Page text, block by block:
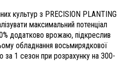
культур з PRECISION PLANTING
максимальний потенціал
додатково врожаю, підкреслив
обладнання восьмирядкової
за 1 сезон при розрахунку на 300-